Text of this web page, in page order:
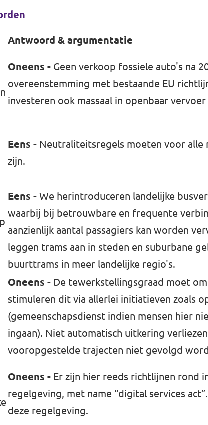
Antwoord & argumentatie
Oneens - Geen verkoop fossiele auto's na
overeenstemming met bestaande EU
investeren ook massaal in openbaar
Eens - Neutraliteitsregels moeten voor alle
zijn.
Eens - We herintroduceren landelijke
waarbij bij betrouwbare en frequente
aanzienlijk aantal passagiers kan worden
leggen trams aan in steden en suburbane
buurttrams in meer landelijke regio's.
Oneens - De tewerkstellingsgraad moet
stimuleren dit via allerlei initiatieven zoals
(gemeenschapsdienst indien mensen hier
ingaan). Niet automatisch uitkering
vooropgestelde trajecten niet gevolgd
Oneens - Er zijn hier reeds richtlijnen rond
regelgeving, met name “digital services
deze regelgeving.